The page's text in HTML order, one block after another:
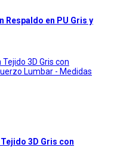
Respaldo en PU Gris y
3D Gris con